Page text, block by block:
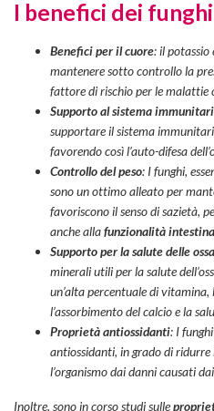
I benefici dei
Benefici per il cuore: il
mantenere sotto controllo la
fattore di rischio per le malattie
Supporto al sistema
supportare il sistema
favorendo così l’auto-difesa
Controllo del peso: I funghi,
sono un ottimo alleato per
favoriscono il senso di sazietà,
anche allafunzionalità
Supporto per la salute delle ossa
minerali utili per la salute
un’alta percentuale di
l’assorbimento del calcio e la
Proprietà antiossidanti: I
antiossidanti, in grado di ridurre
l’organismo dai danni causati
Inoltre, sono in corso studi sulle